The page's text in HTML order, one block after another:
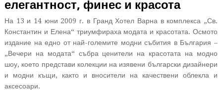
елегантност, финес и красота
На 13 и 14 юни 2009 г. в Гранд Хотел Варна в комплекса „Св.
Константин и Елена“ триумфираха модата и красотата. Осмото
издание на едно от най-големите модни събития в България –
„Вечери на модата“ събра ценители на красотата на модно
шоу, което представи колекции на изявени български дизайнери
и модни къщи, както и вносители на качествени облекла и
аксесоари.